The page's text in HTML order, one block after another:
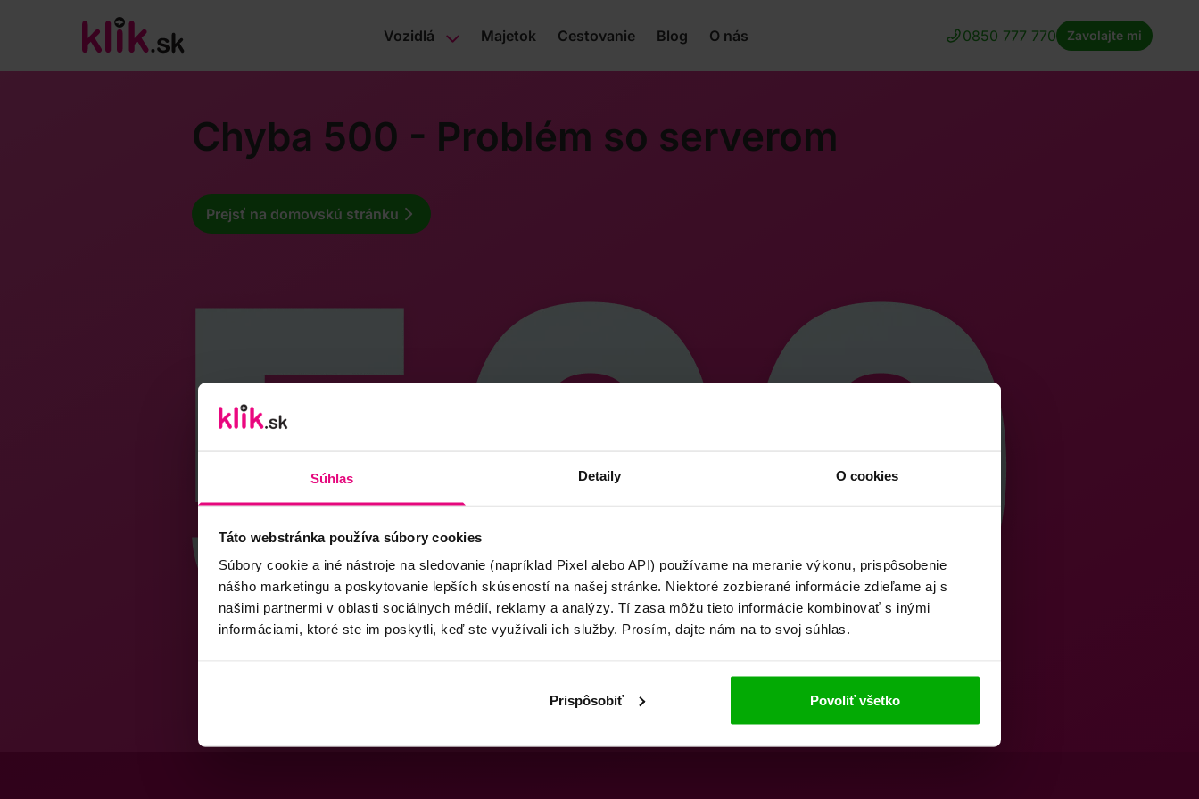
Súhlas Detaily O cookies
Táto webstránka používa súbory cookies
Súbory cookie a iné nástroje na sledovanie (napríklad Pixel alebo API) používame na meranie výkonu, prispôsobenie
nášho marketingu a poskytovanie lepších skúseností na našej stránke. Niektoré zozbierané informácie zdieľame aj s
našimi partnermi v oblasti sociálnych médií, reklamy a analýzy. Tí zasa môžu tieto informácie kombinovať s inými
informáciami, ktoré ste im poskytli, keď ste využívali ich služby. Prosím, dajte nám na to svoj súhlas.
Prispôsobiť Povoliť všetko
Vozidlá Majetok Cestovanie Blog O nás 0850 777 770 Zavolajte mi
Chyba 500 - Problém so serverom
Prejsť na domovskú stránku